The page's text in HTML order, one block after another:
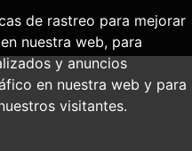
de rastreo para mejorar
nuestra web, para
y anuncios
en nuestra web y para
visitantes.